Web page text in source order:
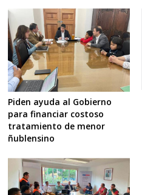
Piden ayuda al Gobierno
para financiar costoso
tratamiento de menor
ñublensino